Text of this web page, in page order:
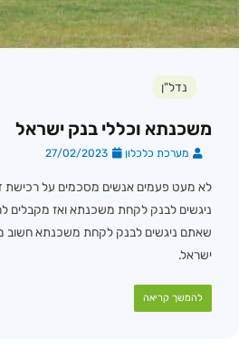
נדל"ן
משכנתא וכללי בנק ישראל
מערכת כלכלון
לא מעט פעמים אנשים מסכמים על רכישת
ניגשים לבנק לקחת משכנתא ואז מקבלים
שאתם ניגשים לבנק לקחת משכנתא חשוב
ישראל.
להמשך קריאה